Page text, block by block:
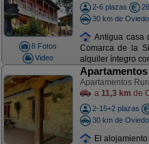
8 Fotos
Video
2-6 plazas
30 km de Oviedo
Antigua casa
Comarca de la
alquiler íntegro
Apartamentos
a 11,3 km de
2-15+2 plazas
30 km de Oviedo
El